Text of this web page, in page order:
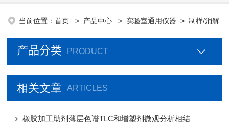
当前位置：首页 > 产品中心 > 实验室通用仪器 >制样/消解
产品分类 PRODUCT
相关文章 ARTICLES
橡胶加工助剂薄层色谱TLC和增塑剂微观分析相结